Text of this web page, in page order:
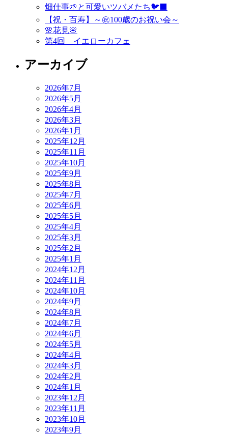
畑仕事🌱と可愛いツバメたち🐦‍⬛
【祝・百寿】～㊗️100歳のお祝い会～
🌸花見🌸
第4回 イエローカフェ
アーカイブ
2026年7月
2026年5月
2026年4月
2026年3月
2026年1月
2025年12月
2025年11月
2025年10月
2025年9月
2025年8月
2025年7月
2025年6月
2025年5月
2025年4月
2025年3月
2025年2月
2025年1月
2024年12月
2024年11月
2024年10月
2024年9月
2024年8月
2024年7月
2024年6月
2024年5月
2024年4月
2024年3月
2024年2月
2024年1月
2023年12月
2023年11月
2023年10月
2023年9月